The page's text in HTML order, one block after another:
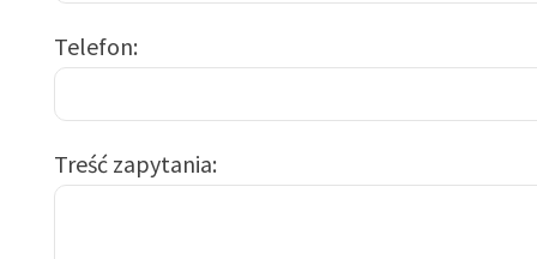
Telefon
Treść zapytania